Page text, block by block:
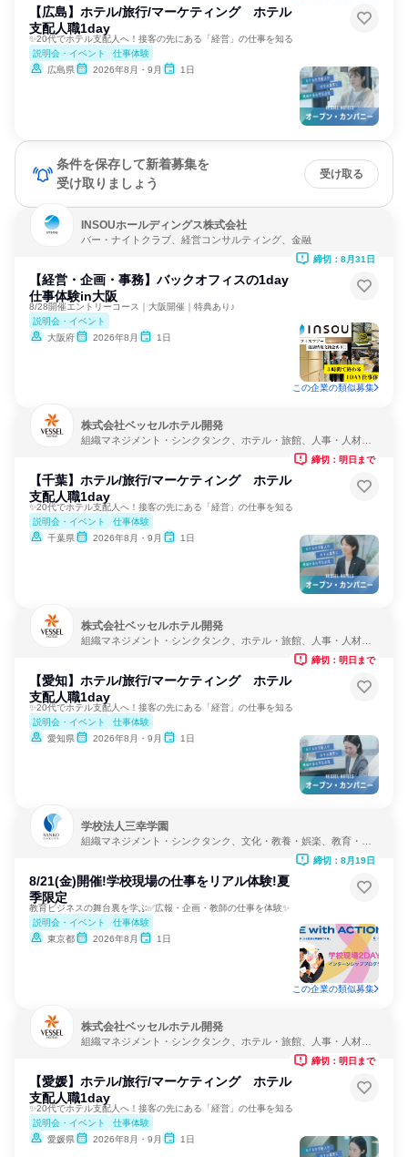
【広島】ホテル/旅行/マーケティング ホテル
支配人職1day
✨20代でホテル支配人へ！接客の先にある「経営」の仕事を知る
説明会・イベント
仕事体験
広島県
2026年8月・9月 1日
条件を保存して新着募集を
受け取りましょう
受け取る
INSOUホールディングス株式会社
バー・ナイトクラブ、経営コンサルティング、金融
【経営・企画・事務】バックオフィスの1day
仕事体験in大阪
8/28開催エントリーコース｜大阪開催｜特典あり♪
説明会・イベント
大阪府
2026年8月 1日
締切：8月31日
この企業の類似募集
株式会社ベッセルホテル開発
組織マネジメント・シンクタンク、ホテル・旅館、人事・人材サ
【千葉】ホテル/旅行/マーケティング ホテル
支配人職1day
✨20代でホテル支配人へ！接客の先にある「経営」の仕事を知る
説明会・イベント
仕事体験
千葉県
2026年8月・9月 1日
締切：明日まで
株式会社ベッセルホテル開発
組織マネジメント・シンクタンク、ホテル・旅館、人事・人材サ
【愛知】ホテル/旅行/マーケティング ホテル
支配人職1day
✨20代でホテル支配人へ！接客の先にある「経営」の仕事を知る
説明会・イベント
仕事体験
愛知県
2026年8月・9月 1日
締切：明日まで
学校法人三幸学園
組織マネジメント・シンクタンク、文化・教養・娯楽、教育・学
8/21(金)開催!学校現場の仕事をリアル体験!夏
季限定
教育ビジネスの舞台裏を学ぶ✅広報・企画・教師の仕事を体験✨
説明会・イベント
仕事体験
東京都
2026年8月 1日
締切：8月19日
この企業の類似募集
株式会社ベッセルホテル開発
組織マネジメント・シンクタンク、ホテル・旅館、人事・人材サ
【愛媛】ホテル/旅行/マーケティング ホテル
支配人職1day
✨20代でホテル支配人へ！接客の先にある「経営」の仕事を知る
説明会・イベント
仕事体験
愛媛県
2026年8月・9月 1日
締切：明日まで